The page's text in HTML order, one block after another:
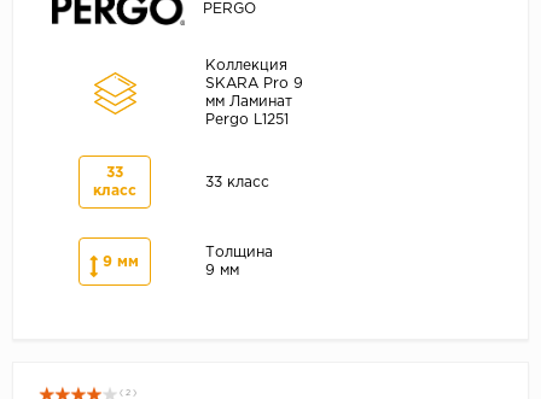
PERGO
Коллекция
SKARA Pro 9
мм Ламинат
Pergo L1251
33
класс
33 класс
9 мм
Толщина
9 мм
( 2 )